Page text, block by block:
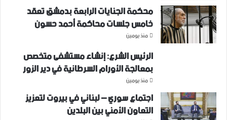
محكمة الجنايات الرابعة بدمشق تعقد
خامس جلسات محاكمة أحمد حسون
منذ يومين
الرئيس الشرع: إنشاء ‌‏مستشفى متخصص
بمعالجة الأورام السرطانية في دير الزور
منذ يومين
اجتماع سوري – لبناني في بيروت لتعزيز
التعاون ‏الأمني ‏بين البلدين